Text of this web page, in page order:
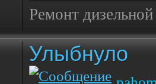
Ремонт
Улыбнуло